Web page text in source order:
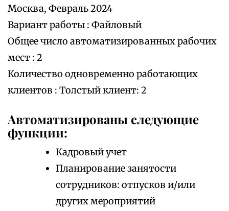
Москва, Февраль 2024
Вариант работы : Файловый
Общее число автоматизированных рабочих
мест : 2
Количество одновременно работающих
клиентов : Толстый клиент: 2
Автоматизированы следующие
функции:
Кадровый учет
Планирование занятости
сотрудников: отпусков и/или
других мероприятий